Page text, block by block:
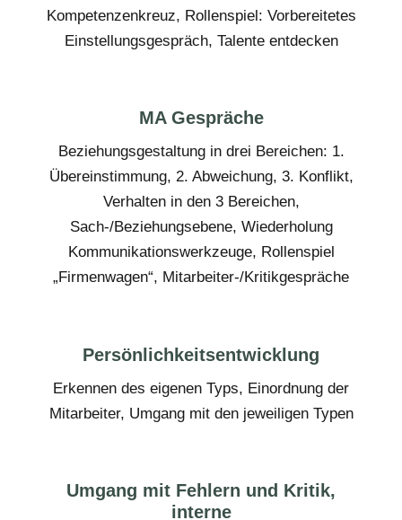
Kompetenzenkreuz, Rollenspiel: Vorbereitetes
Einstellungsgespräch, Talente entdecken
MA Gespräche
Beziehungsgestaltung in drei Bereichen: 1.
Übereinstimmung, 2. Abweichung, 3. Konflikt,
Verhalten in den 3 Bereichen,
Sach-/Beziehungsebene, Wiederholung
Kommunikationswerkzeuge, Rollenspiel
„Firmenwagen“, Mitarbeiter-/Kritikgespräche
Persönlichkeitsentwicklung
Erkennen des eigenen Typs, Einordnung der
Mitarbeiter, Umgang mit den jeweiligen Typen
Umgang mit Fehlern und Kritik,
interne